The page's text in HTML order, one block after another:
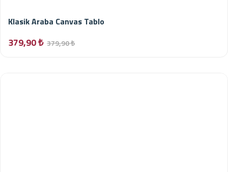
Klasik Araba Canvas Tablo
379,90 ₺ 379,90 ₺